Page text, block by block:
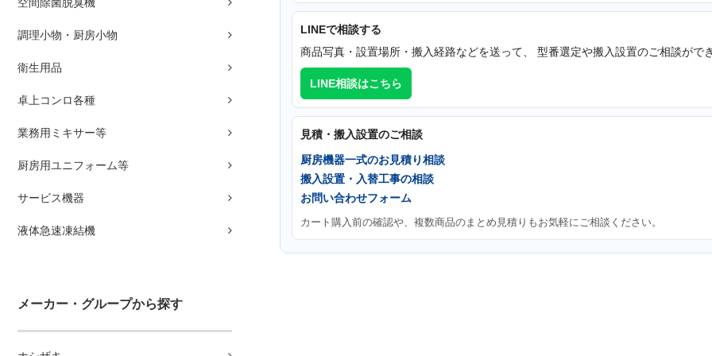
調理小物・厨房小物
衛生用品
卓上コンロ各種
業務用ミキサー等
厨房用ユニフォーム等
サービス機器
液体急速凍結機
メーカー・グループから探す
LINEで相談する
商品写真・設置場所・搬入経路などを送って、 型番選定や搬入設置のご相談がで
LINE相談はこちら
見積・搬入設置のご相談
厨房機器一式のお見積り相談
搬入設置・入替工事の相談
お問い合わせフォーム
カート購入前の確認や、複数商品のまとめ見積りもお気軽にご相談ください。